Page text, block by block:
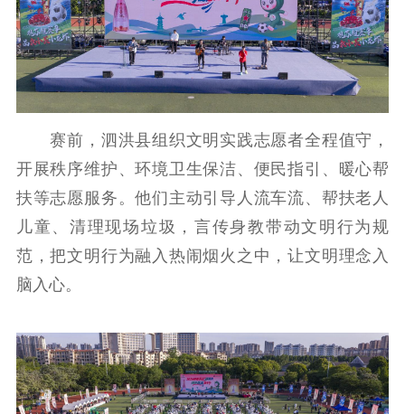
先进典型
社会宣传
思想政治教育 爱国主义教育
全民国防教育
用
新闻出版
精品出版 全民阅读
出版监管
扫黄打非
电影创作 电影市场
机关党建
赛前，泗洪县组织文明实践志愿者全程值守，
开展秩序维护、环境卫生保洁、便民指引、暖心帮
扶等志愿服务。他们主动引导人流车流、帮扶老人
儿童、清理现场垃圾，言传身教带动文明行为规
范，把文明行为融入热闹烟火之中，让文明理念入
脑入心。